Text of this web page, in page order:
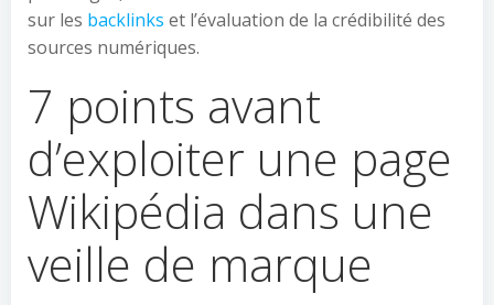
sur les backlinks et l’évaluation de la crédibilité des
sources numériques.
7 points avant
d’exploiter une page
Wikipédia dans une
veille de marque